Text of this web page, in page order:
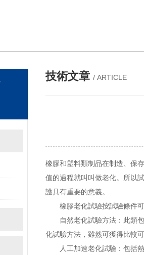
技術文章 / ARTICLE
橡膠和塑料類制品在制造、保存
值的過程就叫 叫做老化。 所以
護具有重要的意義。
橡膠老化試驗按試驗條件可
自然老化試驗方法：此類包
化試驗方法，雖然可獲得比較
人工加速老化試驗：包括熱